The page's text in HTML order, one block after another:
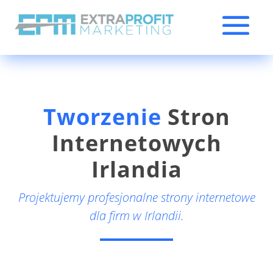
Tworzenie Stron
Internetowych
Irlandia
Projektujemy profesjonalne strony internetowe
dla firm w Irlandii.